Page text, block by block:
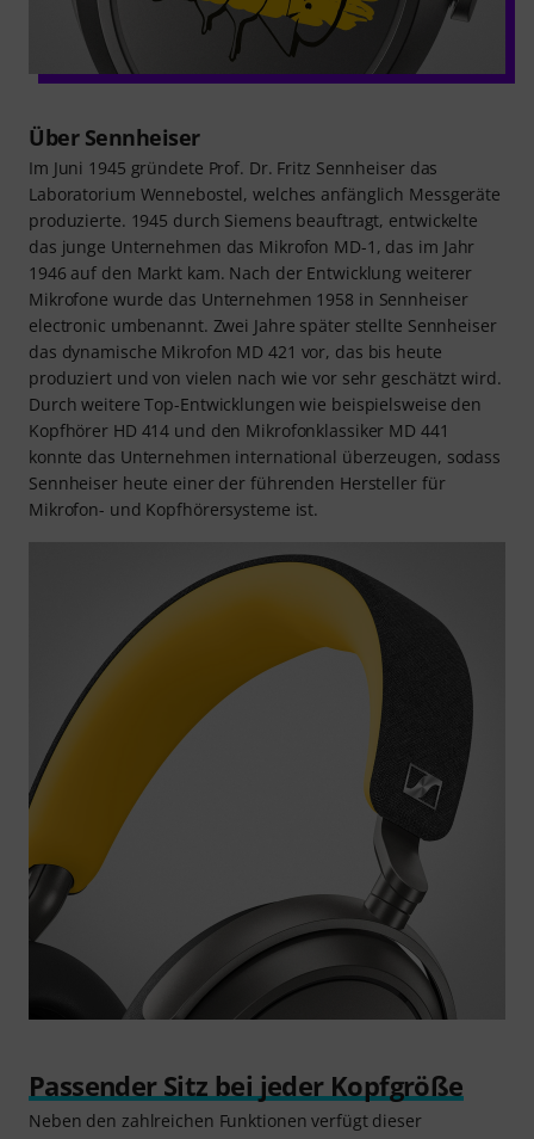
Über Sennheiser
Im Juni 1945 gründete Prof. Dr. Fritz Sennheiser das
Laboratorium Wennebostel, welches anfänglich Messgeräte
produzierte. 1945 durch Siemens beauftragt, entwickelte
das junge Unternehmen das Mikrofon MD-1, das im Jahr
1946 auf den Markt kam. Nach der Entwicklung weiterer
Mikrofone wurde das Unternehmen 1958 in Sennheiser
electronic umbenannt. Zwei Jahre später stellte Sennheiser
das dynamische Mikrofon MD 421 vor, das bis heute
produziert und von vielen nach wie vor sehr geschätzt wird.
Durch weitere Top-Entwicklungen wie beispielsweise den
Kopfhörer HD 414 und den Mikrofonklassiker MD 441
konnte das Unternehmen international überzeugen, sodass
Sennheiser heute einer der führenden Hersteller für
Mikrofon- und Kopfhörersysteme ist.
Passender Sitz bei jeder Kopfgröße
Neben den zahlreichen Funktionen verfügt dieser